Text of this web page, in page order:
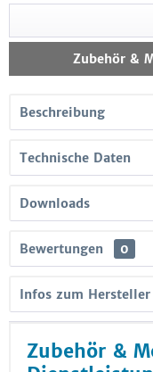
Zubehör &
Beschreibung
Technische Daten
Downloads
Bewertungen 0
Infos zum Hersteller
Zubehör &